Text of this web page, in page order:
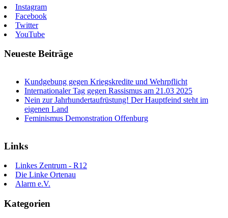
Instagram
Facebook
Twitter
YouTube
Neueste Beiträge
Kundgebung gegen Kriegskredite und Wehrpflicht
Internationaler Tag gegen Rassismus am 21.03 2025
Nein zur Jahrhundertaufrüstung! Der Hauptfeind steht im
eigenen Land
Feminismus Demonstration Offenburg
Links
Linkes Zentrum - R12
Die Linke Ortenau
Alarm e.V.
Kategorien